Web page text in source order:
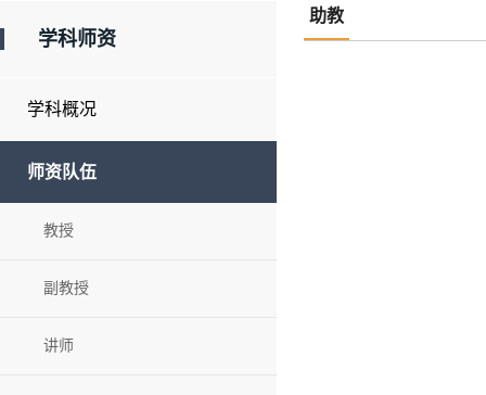
学科师资
学科概况
师资队伍
教授
副教授
讲师
助教